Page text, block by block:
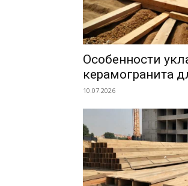
Особенности
керамогранита
10.07.2026